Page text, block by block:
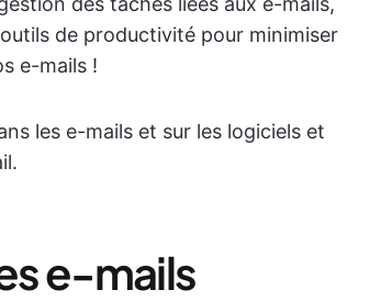
de productivité pour minimiser
e-mails !
les e-mails et sur les logiciels et
e-mails